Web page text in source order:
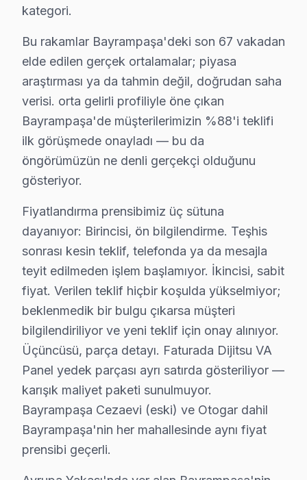
Bunu da hatırlatalım:, Forum İstanbul, Bayrampaşa
Bayrampaşa Bölgesi ve Dijitsu TV Desteği
İstanbul Avrupa Yakası içinde yer alan
Dijitsu TV'lerde Sık Görülen Arızalar
Bayrampaşa'de Dijitsu LED görüntüleme sistemi
▸ Android sistem sorunu: Bayrampaşa'de Dijitsu'ın
▸ Panel arızası: Bayrampaşa servisimizde Smart
▸ Backlight: Bayrampaşa'de daha az bilinen ama
Bayrampaşa'de hangi belirtiyle gelirseniz gelin —
Bayrampaşa Dijitsu TV Arızaları –
Bayrampaşa'de Dijitsu ekran arızası yaşanınca ilk
Ekran tamamen karardıysa ya da görüntü titriyorsa,
Dijitsu Smart televizyon ünitesi platformunda yaşanan
Bayrampaşa bölgesinde bu cihaz panel tamiri için
Dijitsu TV Teknik Rehberi: Panel, Teşhis ve
Dijitsu televizyonlarınızın tamir ve bakımında
kategori.
Bu rakamlar Bayrampaşa'deki son 67 vakadan
elde edilen gerçek ortalamalar; piyasa
araştırması ya da tahmin değil, doğrudan saha
verisi. orta gelirli profiliyle öne çıkan
Bayrampaşa'de müşterilerimizin %88'i teklifi
ilk görüşmede onayladı — bu da
öngörümüzün ne denli gerçekçi olduğunu
gösteriyor.
Fiyatlandırma prensibimiz üç sütuna
dayanıyor: Birincisi, ön bilgilendirme. Teşhis
sonrası kesin teklif, telefonda ya da mesajla
teyit edilmeden işlem başlamıyor. İkincisi, sabit
fiyat. Verilen teklif hiçbir koşulda yükselmiyor;
beklenmedik bir bulgu çıkarsa müşteri
bilgilendiriliyor ve yeni teklif için onay alınıyor.
Üçüncüsü, parça detayı. Faturada Dijitsu VA
Panel yedek parçası ayrı satırda gösteriliyor —
karışık maliyet paketi sunulmuyor.
Bayrampaşa Cezaevi (eski) ve Otogar dahil
Bayrampaşa'nin her mahallesinde aynı fiyat
prensibi geçerli.